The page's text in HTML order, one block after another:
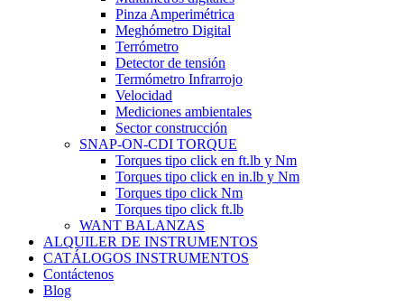
Pinza Amperimétrica
Meghómetro Digital
Terrómetro
Detector de tensión
Termómetro Infrarrojo
Velocidad
Mediciones ambientales
Sector construcción
SNAP-ON-CDI TORQUE
Torques tipo click en ft.lb y Nm
Torques tipo click en in.lb y Nm
Torques tipo click Nm
Torques tipo click ft.lb
WANT BALANZAS
ALQUILER DE INSTRUMENTOS
CATÁLOGOS INSTRUMENTOS
Contáctenos
Blog